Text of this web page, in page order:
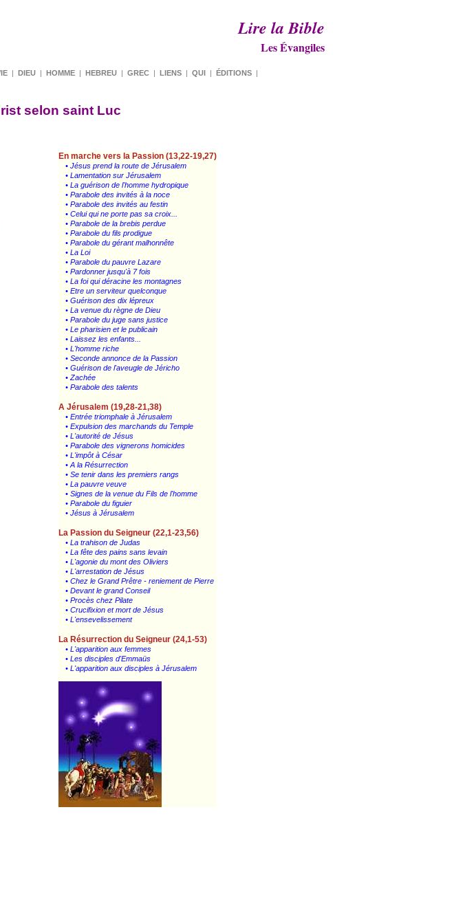
Lire la Bible
Les Évangiles
| DIEU | HOMME | HEBREU | GREC | LIENS | QUI | ÉDITIONS |
selon saint Luc
En marche vers la Passion (13,22-19,27)
• Jésus prend la route de Jérusalem
• Lamentation sur Jérusalem
• La guérison de l'homme hydropique
• Parabole des invités à la noce
• Parabole des invités au festin
• Celui qui ne porte pas sa croix...
• Parabole de la brebis perdue
• Parabole du fils prodigue
• Parabole du gérant malhonnête
• La Loi
• Parabole du pauvre Lazare
• Pardonner jusqu'à 7 fois
• La foi qui déracine les montagnes
• Etre un serviteur quelconque
• Guérison des dix lépreux
• La venue du règne de Dieu
• Parabole du juge sans justice
• Le pharisien et le publicain
• Laissez les enfants...
• L'homme riche
• Seconde annonce de la Passion
• Guérison de l'aveugle de Jéricho
• Zachée
• Parabole des talents
A Jérusalem (19,28-21,38)
• Entrée triomphale à Jérusalem
• Expulsion des marchands du Temple
• L'autorité de Jésus
• Parabole des vignerons homicides
• L'impôt à César
• A la Résurrection
• Se tenir dans les premiers rangs
• La pauvre veuve
• Signes de la venue du Fils de l'homme
• Parabole du figuier
• Jésus à Jérusalem
La Passion du Seigneur (22,1-23,56)
• La trahison de Judas
• La fête des pains sans levain
• L'agonie du mont des Oliviers
• L'arrestation de Jésus
• Chez le Grand Prêtre - reniement de Pierre
• Devant le grand Conseil
• Procès chez Pilate
• Crucifixion et mort de Jésus
• L'ensevelissement
La Résurrection du Seigneur (24,1-53)
• L'apparition aux femmes
• Les disciples d'Emmaüs
• L'apparition aux disciples à Jérusalem